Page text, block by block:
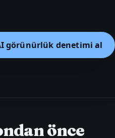
görünürlük denetimi al
önce